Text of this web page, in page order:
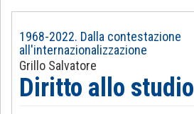
1968-2022. Dalla contestazione
all'internazionalizzazione
Grillo Salvatore
Diritto allo studio